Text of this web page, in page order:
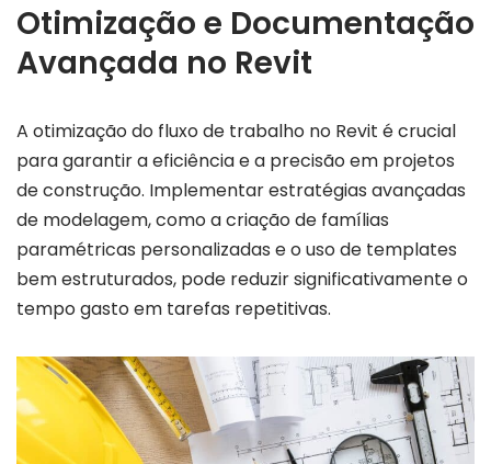
Otimização e Documentação
Avançada no Revit
A otimização do fluxo de trabalho no Revit é crucial
para garantir a eficiência e a precisão em projetos
de construção. Implementar estratégias avançadas
de modelagem, como a criação de famílias
paramétricas personalizadas e o uso de templates
bem estruturados, pode reduzir significativamente o
tempo gasto em tarefas repetitivas.